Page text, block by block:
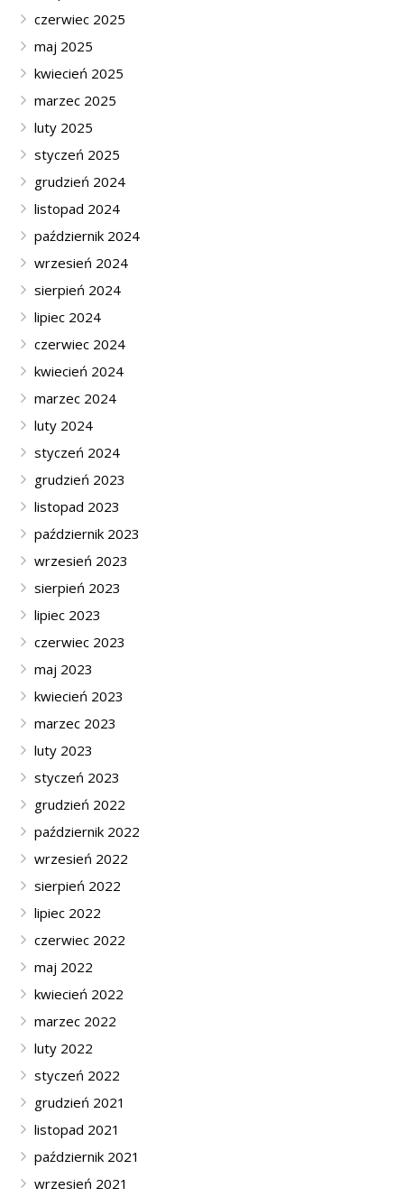
czerwiec 2025
maj 2025
kwiecień 2025
marzec 2025
luty 2025
styczeń 2025
grudzień 2024
listopad 2024
październik 2024
wrzesień 2024
sierpień 2024
lipiec 2024
czerwiec 2024
kwiecień 2024
marzec 2024
luty 2024
styczeń 2024
grudzień 2023
listopad 2023
październik 2023
wrzesień 2023
sierpień 2023
lipiec 2023
czerwiec 2023
maj 2023
kwiecień 2023
marzec 2023
luty 2023
styczeń 2023
grudzień 2022
październik 2022
wrzesień 2022
sierpień 2022
lipiec 2022
czerwiec 2022
maj 2022
kwiecień 2022
marzec 2022
luty 2022
styczeń 2022
grudzień 2021
listopad 2021
październik 2021
wrzesień 2021